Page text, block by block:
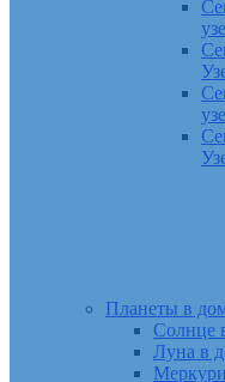
Планеты в
Солнце
Луна в